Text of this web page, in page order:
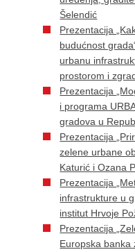
Šelendić
Prezentacija
budućnost
urbanu
prostorom i
Prezentacija
i programa
gradova u
Prezentacija
zelene urbane
Katurić i Ozana
Prezentacija
infrastrukture u
institut Hrvoje
Prezentacija
Europska banka